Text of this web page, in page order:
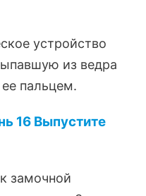
устройство
из ведра
пальцем.
16 Выпустите
замочной